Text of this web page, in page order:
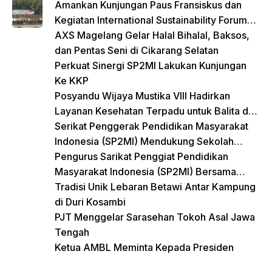
k
Amankan Kunjungan Paus Fransiskus dan
Kegiatan International Sustainability Forum
(ISF) 2024 TNI-Polri Gelar Apel Pasukan
Gabungan
AXS Magelang Gelar Halal Bihalal, Baksos,
dan Pentas Seni di Cikarang Selatan
Perkuat Sinergi SP2MI Lakukan Kunjungan
Ke KKP
Posyandu Wijaya Mustika VIII Hadirkan
Layanan Kesehatan Terpadu untuk Balita dan
Lansia
Serikat Penggerak Pendidikan Masyarakat
Indonesia (SP2MI) Mendukung Sekolah
Rakyat yang Digagas oleh Kemensos
Pengurus Sarikat Penggiat Pendidikan
Masyarakat Indonesia (SP2MI) Bersama
Nusadaya Akademik Kunjungi Kementerian
BP2MI
Tradisi Unik Lebaran Betawi Antar Kampung
di Duri Kosambi
PJT Menggelar Sarasehan Tokoh Asal Jawa
Tengah
Ketua AMBL Meminta Kepada Presiden